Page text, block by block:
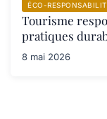
ÉCO-
Tourisme
pratiques
8 mai 2026